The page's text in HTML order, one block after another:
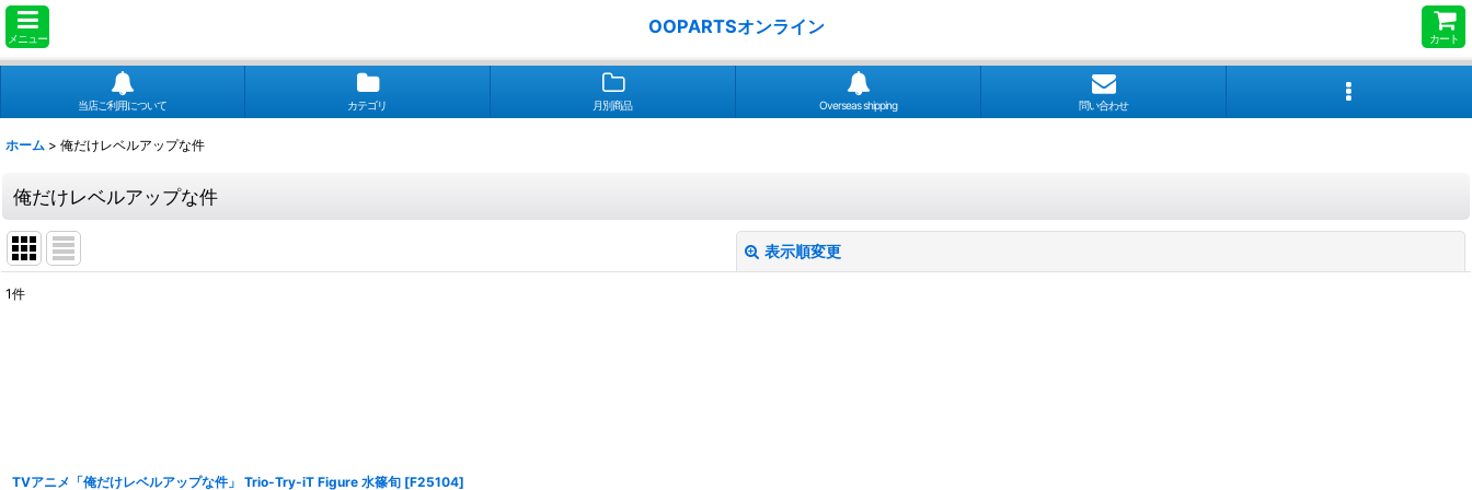
メニュー
OOPARTSオンライン
カート
当店ご利用について カテゴリ 月別商品 Overseas shipping 問い合わせ
ホーム > 俺だけレベルアップな件
俺だけレベルアップな件
表示順変更
1件
TVアニメ「俺だけレベルアップな件」 Trio-Try-iT Figure 水篠旬 [F25104]